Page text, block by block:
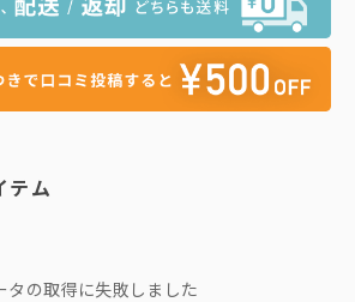
テム
タの取得に失敗しました